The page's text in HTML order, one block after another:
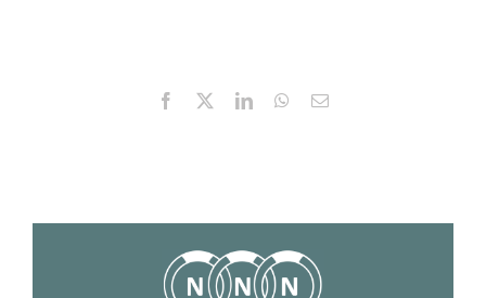
Facebook LinkedInWhatsApp
Email